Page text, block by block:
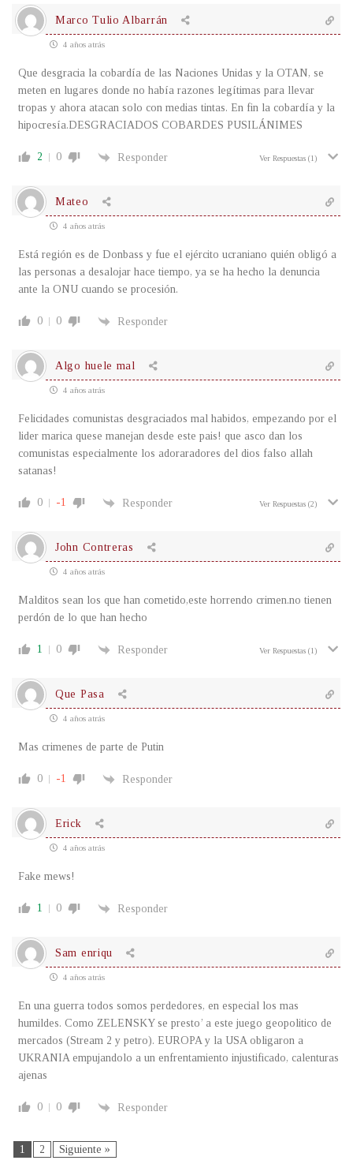
Marco Tulio Albarrán
4 años atrás
Que desgracia la cobardía de las Naciones Unidas y la OTAN, se
meten en lugares donde no había razones legítimas para llevar
tropas y ahora atacan solo con medias tintas. En fin la cobardía y la
hipocresía.DESGRACIADOS COBARDES PUSILÁNIMES
2 0 Responder Ver Respuestas (1)
Mateo
4 años atrás
Está región es de Donbass y fue el ejército ucraniano quién obligó a
las personas a desalojar hace tiempo, ya se ha hecho la denuncia
ante la ONU cuando se procesión.
0 0 Responder
Algo huele mal
4 años atrás
Felicidades comunistas desgraciados mal habidos, empezando por el
lider marica quese manejan desde este pais! que asco dan los
comunistas especialmente los adoraradores del dios falso allah
satanas!
0 -1 Responder Ver Respuestas (2)
John Contreras
4 años atrás
Malditos sean los que han cometido,este horrendo crimen.no tienen
perdón de lo que han hecho
1 0 Responder Ver Respuestas (1)
Que Pasa
4 años atrás
Mas crimenes de parte de Putin
0 -1 Responder
Erick
4 años atrás
Fake mews!
1 0 Responder
Sam enriqu
4 años atrás
En una guerra todos somos perdedores, en especial los mas
humildes. Como ZELENSKY se presto’ a este juego geopolitico de
mercados (Stream 2 y petro). EUROPA y la USA obligaron a
UKRANIA empujandolo a un enfrentamiento injustificado, calenturas
ajenas
0 0 Responder
1 2 Siguiente »